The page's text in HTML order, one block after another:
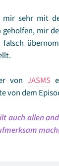
in Cassidys
in meiner
hinein.
ich
von
Sprach
Damit meinte
sehr mit
mir
von JASMS
von dem
auch allen